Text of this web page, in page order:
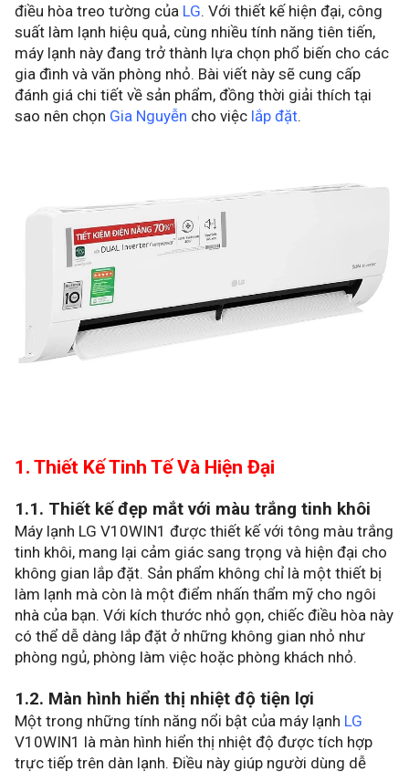
điều hòa treo tường của LG. Với thiết kế hiện đại, công
suất làm lạnh hiệu quả, cùng nhiều tính năng tiên tiến,
máy lạnh này đang trở thành lựa chọn phổ biến cho các
gia đình và văn phòng nhỏ. Bài viết này sẽ cung cấp
đánh giá chi tiết về sản phẩm, đồng thời giải thích tại
sao nên chọn Gia Nguyễn cho việc lắp đặt.
1. Thiết Kế Tinh Tế Và Hiện Đại
1.1. Thiết kế đẹp mắt với màu trắng tinh khôi
Máy lạnh LG V10WIN1 được thiết kế với tông màu trắng
tinh khôi, mang lại cảm giác sang trọng và hiện đại cho
không gian lắp đặt. Sản phẩm không chỉ là một thiết bị
làm lạnh mà còn là một điểm nhấn thẩm mỹ cho ngôi
nhà của bạn. Với kích thước nhỏ gọn, chiếc điều hòa này
có thể dễ dàng lắp đặt ở những không gian nhỏ như
phòng ngủ, phòng làm việc hoặc phòng khách nhỏ.
1.2. Màn hình hiển thị nhiệt độ tiện lợi
Một trong những tính năng nổi bật của máy lạnh LG
V10WIN1 là màn hình hiển thị nhiệt độ được tích hợp
trực tiếp trên dàn lạnh. Điều này giúp người dùng dễ